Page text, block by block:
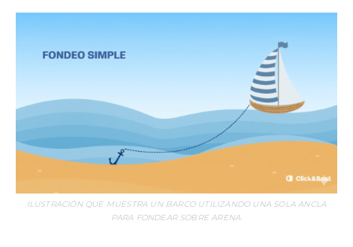
ILUSTRACIÓN QUE MUESTRA UN BARCO UTILIZANDO UNA SOLA ANCLA
PARA FONDEAR SOBRE ARENA.